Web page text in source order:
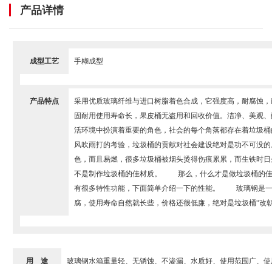
产品详情
成型工艺 手糊成型
产品特点
采用优质玻璃纤维与进口树脂着色合成，它强度高，耐腐蚀
固耐用使用寿命长，果皮桶无盗用和回收价值。洁净、美观
活环境中扮演着重要的角色，社会的每个角落都存在着垃圾
风吹雨打的考验，垃圾桶的贡献对社会建设绝对是功不可
色，而且易燃，很多垃圾桶被烟头烫得伤痕累累，而生铁时
不是制作垃圾桶的佳材质。 那么，什么才是做垃圾桶的佳
有很多特性功能，下面简单介绍一下的性能。 玻璃钢是一
腐，使用寿命自然就长些，价格还很低廉，绝对是垃圾桶“改
用 途
玻璃钢水箱重量轻、无锈蚀、不渗漏、水质好、使用范围广、